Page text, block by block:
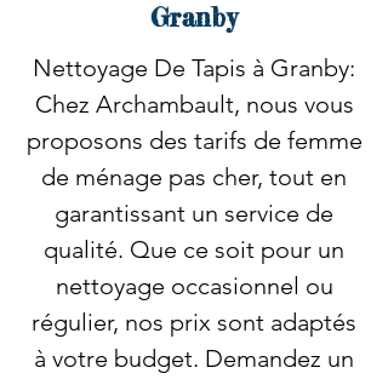
Granby
Nettoyage De Tapis à Granby:
Chez Archambault, nous vous
proposons des tarifs de femme
de ménage pas cher, tout en
garantissant un service de
qualité. Que ce soit pour un
nettoyage occasionnel ou
régulier, nos prix sont adaptés
à votre budget. Demandez un